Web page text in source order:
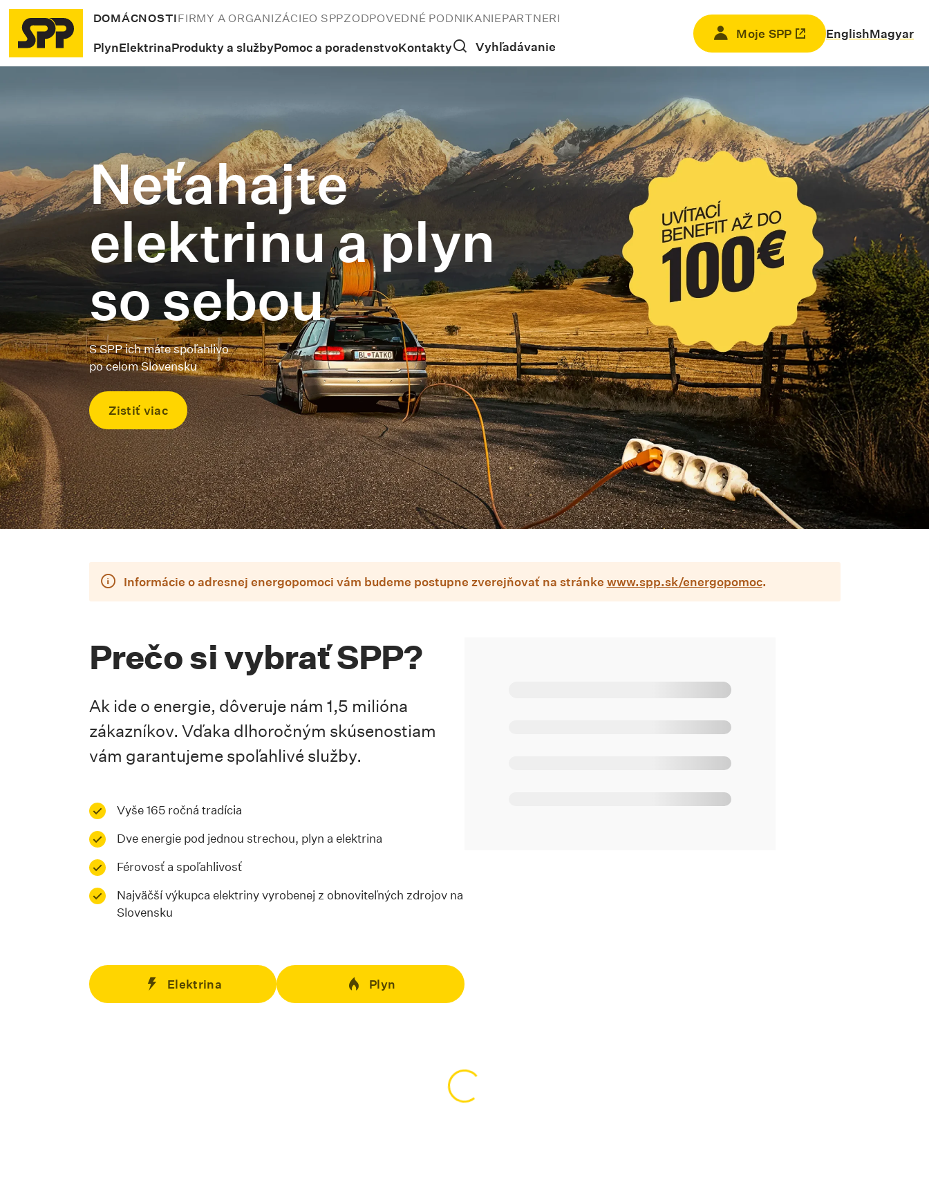
DOMÁCNOSTIFIRMY A ORGANIZÁCIEO SPPZODPOVEDNÉ PODNIKANIEPARTNERI
PlynElektrinaProdukty a službyPomoc a poradenstvoKontakty Vyhľadávanie
Moje SPP
Odkaz sa otvorí na novej
EnglishMagyar
Neťahajte
elektrinu a plyn
so sebou
S SPP ich máte spoľahlivo
po celom Slovensku
Zistiť viac
Informácie o adresnej energopomoci vám budeme postupne zverejňovať na stránke www.spp.sk/energopomoc.
Prečo si vybrať SPP?
Ak ide o energie, dôveruje nám 1,5 milióna
zákazníkov. Vďaka dlhoročným skúsenostiam
vám garantujeme spoľahlivé služby.
Vyše 165 ročná tradícia
Dve energie pod jednou strechou, plyn a elektrina
Férovosť a spoľahlivosť
Najväčší výkupca elektriny vyrobenej z obnoviteľných zdrojov na
Slovensku
Elektrina Plyn
Načítavanie obsahu…